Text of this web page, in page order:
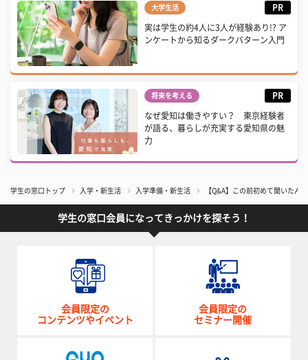
大学生活 PR
実は学生の約4人に3人が経験あり!? ア
ンケートから知るダークパターン入門
将来を考える PR
なぜ愛知は働きやすい？ 東京経験者
が語る、暮らしが充実する愛知県の魅
力
学生の窓口トップ 入学・新生活 入学準備・新生活 【Q&A】この前初めて聞いたん
学生の窓口会員になってきっかけを探そう！
会員限定の
コンテンツやイベント
会員限定の
セミナー開催